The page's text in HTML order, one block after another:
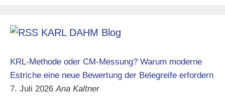
KARL DAHM Blog
KRL-Methode oder CM-Messung? Warum moderne
Estriche eine neue Bewertung der Belegreife erfordern
7. Juli 2026 Ana Kaltner